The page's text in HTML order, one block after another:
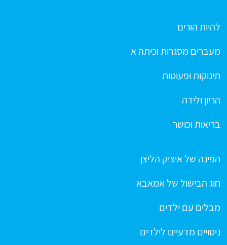
להיות הורים
מעברים מסגרות וכיתה א
תינוקות ופעוטות
הריון ולידה
בריאות וכושר
הפינה של איציק הליצן
חוג הבישול של אמאבא
מבלים עם ילדים
ניסויים מדעיים לילדים